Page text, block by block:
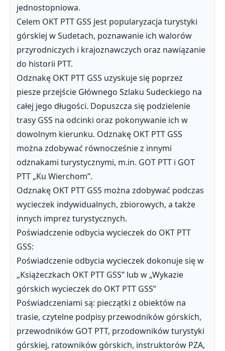
jednostopniowa.
Celem OKT PTT GSS jest popularyzacja turystyki
górskiej w Sudetach, poznawanie ich walorów
przyrodniczych i krajoznawczych oraz nawiązanie
do historii PTT.
Odznakę OKT PTT GSS uzyskuje się poprzez
piesze przejście Głównego Szlaku Sudeckiego na
całej jego długości. Dopuszcza się podzielenie
trasy GSS na odcinki oraz pokonywanie ich w
dowolnym kierunku. Odznakę OKT PTT GSS
można zdobywać równocześnie z innymi
odznakami turystycznymi, m.in. GOT PTT i GOT
PTT „Ku Wierchom”.
Odznakę OKT PTT GSS można zdobywać podczas
wycieczek indywidualnych, zbiorowych, a także
innych imprez turystycznych.
Poświadczenie odbycia wycieczek do OKT PTT
GSS:
Poświadczenie odbycia wycieczek dokonuje się w
„Książeczkach OKT PTT GSS” lub w „Wykazie
górskich wycieczek do OKT PTT GSS”
Poświadczeniami są: pieczątki z obiektów na
trasie, czytelne podpisy przewodników górskich,
przewodników GOT PTT, przodowników turystyki
górskiej, ratowników górskich, instruktorów PZA,